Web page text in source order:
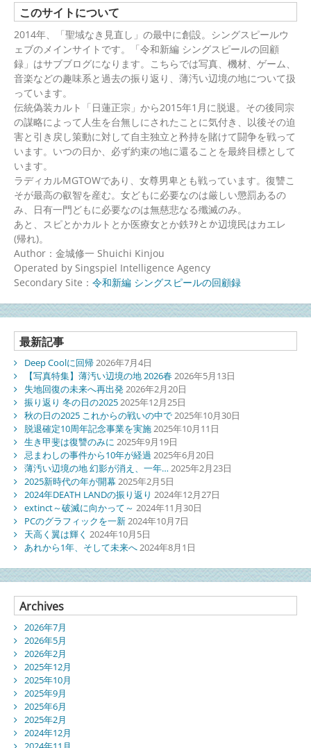
このサイトについて
2014年、「聖域なき見直し」の最中に創設。シングスピールウ
ェブのメインサイトです。「令和新編 シングスピールの回顧
録」はサブブログになります。こちらでは写真、機材、ゲーム、
音楽などの趣味系と過去の振り返り、薄汚い辺境の地について扱
っています。
伝統偽装カルト「日蓮正宗」から2015年1月に脱退。その後同宗
の謀略によって人生を台無しにされたことに気付き、以後その迫
害と引き戻し策動に対して自主独立と矜持を賭けて闘争を戦って
います。いつの日か、必ず約束の地に還ることを最終目標として
います。
ラディカルMGTOWであり、女尊男卑とも戦っています。復讐こ
そが最高の叡智を産む。女どもに必要なのは厳しい懲罰あるの
み、日有一門どもに必要なのは無慈悲なる殲滅のみ。
あと、スピとかカルトとか医療女とか鉄ｦﾀとか辺境民はカエレ
(帰れ)。
Author：金城修一 Shuichi Kinjou
Operated by Singspiel Intelligence Agency
Secondary Site： 令和新編 シングスピールの回顧録
最新記事
Deep Coolに回帰2026年7月4日
【写真特集】薄汚い辺境の地 2026春2026年5月13日
失地回復の未来へ再出発2026年2月20日
振り返り 冬の日の20252025年12月25日
秋の日の2025 これからの戦いの中で2025年10月30日
脱退確定10周年記念事業を実施2025年10月11日
生き甲斐は復讐のみに 2025年9月19日
忌まわしの事件から10年が経過 2025年6月20日
薄汚い辺境の地 幻影が消え、一年… 2025年2月23日
2025新時代の年が開幕2025年2月5日
2024年DEATH LANDの振り返り 2024年12月27日
extinct～破滅に向かって～ 2024年11月30日
PCのグラフィックを一新2024年10月7日
天高く翼は輝く 2024年10月5日
あれから1年、そして未来へ2024年8月1日
Archives
2026年7月
2026年5月
2026年2月
2025年12月
2025年10月
2025年9月
2025年6月
2025年2月
2024年12月